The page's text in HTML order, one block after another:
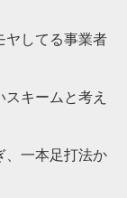
ヤしてる事業者
キームと考え
、一本足打法か